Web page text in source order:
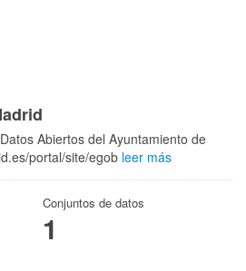
Abiertos del Ayuntamiento de
portal/site/egob leer más
Conjuntos de datos
1